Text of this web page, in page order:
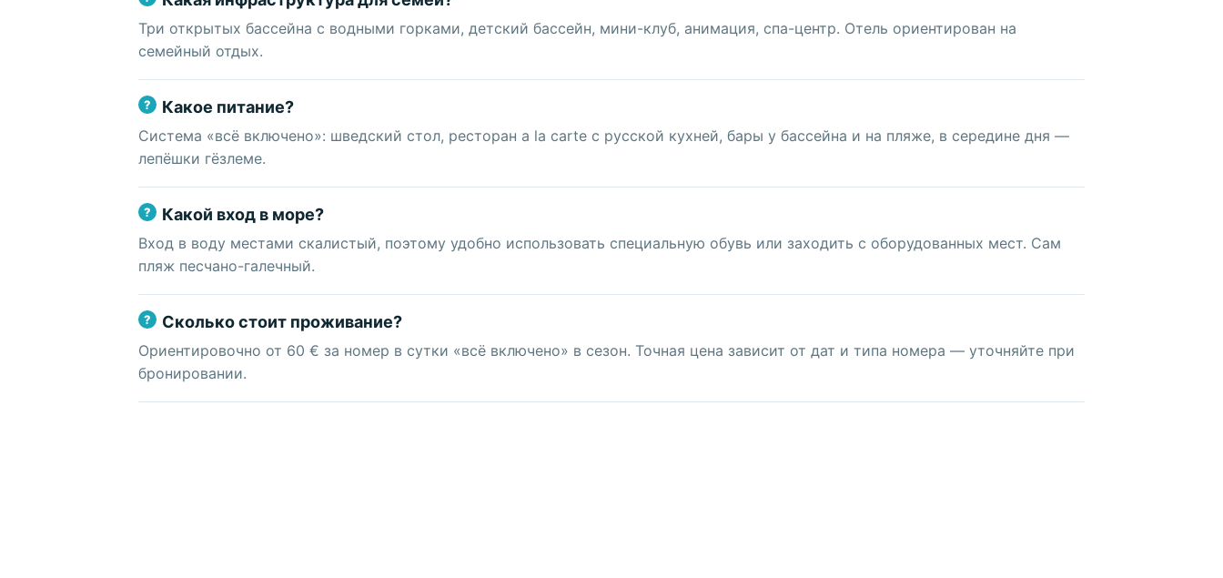
Три открытых бассейна с водными горками, детский бассейн, мини-клуб, анимация, спа-центр. Отель ориентирован на
семейный отдых.
Какое питание?
Система «всё включено»: шведский стол, ресторан a la carte с русской кухней, бары у бассейна и на пляже, в середине дня —
лепёшки гёзлеме.
Какой вход в море?
Вход в воду местами скалистый, поэтому удобно использовать специальную обувь или заходить с оборудованных мест. Сам
пляж песчано-галечный.
Сколько стоит проживание?
Ориентировочно от 60 € за номер в сутки «всё включено» в сезон. Точная цена зависит от дат и типа номера — уточняйте при
бронировании.